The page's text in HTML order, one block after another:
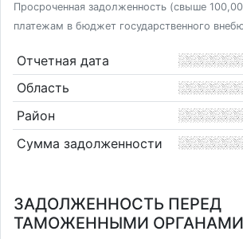
Просроченная задолженность (свыше
платежам в бюджет государственного
Отчетная дата
Область
Район
Сумма задолженности
ЗАДОЛЖЕННОСТЬ ПЕРЕД
ТАМОЖЕННЫМИ ОРГАНАМИ